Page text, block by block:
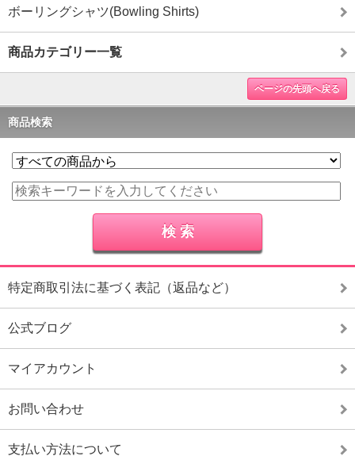
ボーリングシャツ(Bowling Shirts)
商品カテゴリー一覧
ページの先頭へ戻る
商品検索
特定商取引法に基づく表記（返品など）
公式ブログ
マイアカウント
お問い合わせ
支払い方法について